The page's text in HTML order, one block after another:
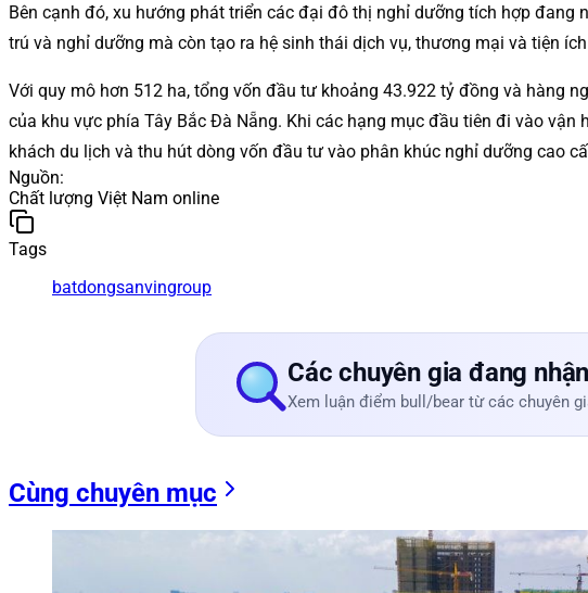
Bên cạnh đó, xu hướng phát triển các đại đô thị nghỉ dưỡng tích hợp
trú và nghỉ dưỡng mà còn tạo ra hệ sinh thái dịch vụ, thương mại và tiện
Với quy mô hơn 512 ha, tổng vốn đầu tư khoảng 43.922 tỷ đồng và hàng
của khu vực phía Tây Bắc Đà Nẵng. Khi các hạng mục đầu tiên đi vào
khách du lịch và thu hút dòng vốn đầu tư vào phân khúc nghỉ dưỡng cao
Nguồn:
Chất lượng Việt Nam online
Tags
batdongsanvingroup
Các chuyên gia đang
Xem luận điểm bull/bear từ các chuyên
Cùng chuyên mục